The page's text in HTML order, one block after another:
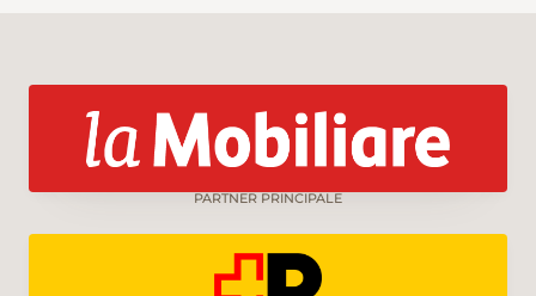
PARTNER PRINCIPALE